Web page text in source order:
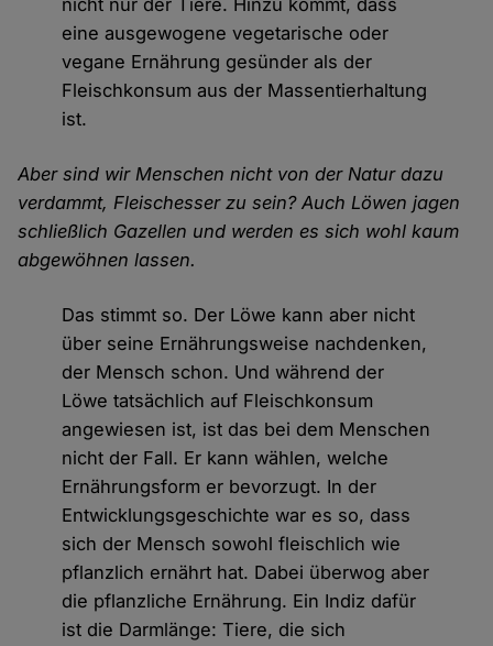
nicht nur der Tiere. Hinzu kommt, dass
eine ausgewogene vegetarische oder
vegane Ernährung gesünder als der
Fleischkonsum aus der Massentierhaltung
ist.
Aber sind wir Menschen nicht von der Natur dazu
verdammt, Fleischesser zu sein? Auch Löwen jagen
schließlich Gazellen und werden es sich wohl kaum
abgewöhnen lassen.
Das stimmt so. Der Löwe kann aber nicht
über seine Ernährungsweise nachdenken,
der Mensch schon. Und während der
Löwe tatsächlich auf Fleischkonsum
angewiesen ist, ist das bei dem Menschen
nicht der Fall. Er kann wählen, welche
Ernährungsform er bevorzugt. In der
Entwicklungsgeschichte war es so, dass
sich der Mensch sowohl fleischlich wie
pflanzlich ernährt hat. Dabei überwog aber
die pflanzliche Ernährung. Ein Indiz dafür
ist die Darmlänge: Tiere, die sich